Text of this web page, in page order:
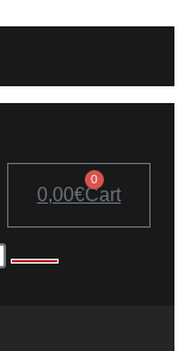
0,00€
0
Cart